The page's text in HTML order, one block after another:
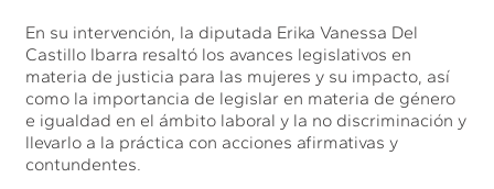
En su intervención, la diputada Erika Vanessa Del
Castillo Ibarra resaltó los avances legislativos en
materia de justicia para las mujeres y su impacto, así
como la importancia de legislar en materia de género
e igualdad en el ámbito laboral y la no discriminación y
llevarlo a la práctica con acciones afirmativas y
contundentes.